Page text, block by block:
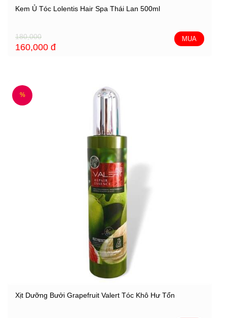
Kem Ủ Tóc Lolentis Hair Spa Thái Lan 500ml
180,000
160,000 đ
MUA
%
Xịt Dưỡng Bưởi Grapefruit Valert Tóc Khô Hư Tổn